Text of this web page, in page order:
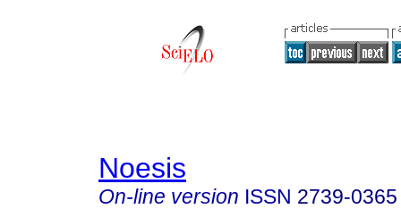
Noesis
On-line version ISSN 2739-0365